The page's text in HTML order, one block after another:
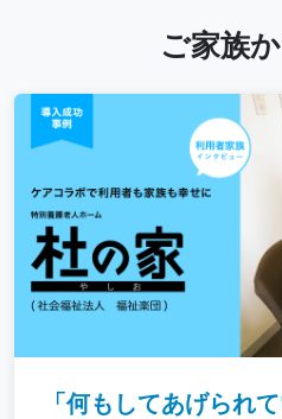
ご家族
「何もしてあげられ